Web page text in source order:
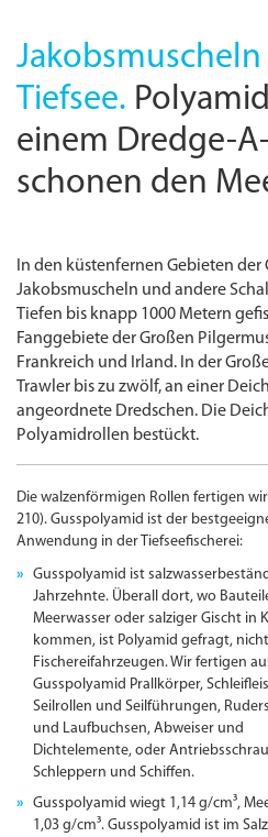
Jakobsmuscheln
Tiefsee.
einem Dredge-
schonen den
In den küstenfernen Gebieten der
Jakobsmuscheln und andere
Tiefen bis knapp 1000 Metern
Fanggebiete der Großen
Frankreich und Irland. In der
Trawler bis zu zwölf, an einer
angeordnete Dredschen. Die
Polyamidrollen bestückt.
Die walzenförmigen Rollen fertigen wir
210). Gusspolyamid ist der
Anwendung in der Tiefseefischerei:
Gusspolyamid ist
Jahrzehnte. Überall dort, wo
Meerwasser oder salziger Gischt in
kommen, ist Polyamid gefragt,
Fischereifahrzeugen. Wir fertigen
Gusspolyamid Prallkörper,
Seilrollen und Seilführungen,
und Laufbuchsen, Abweiser und
Dichtelemente, oder
Schleppern und Schiffen.
Gusspolyamid wiegt 1,14 g/cm³,
1,03 g/cm³. Gusspolyamid ist im